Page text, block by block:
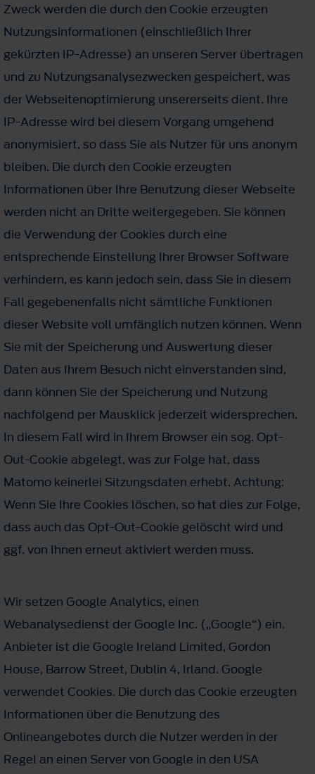
Zweck werden die durch den Cookie erzeugten
Nutzungsinformationen (einschließlich Ihrer
gekürzten IP-Adresse) an unseren Server übertragen
und zu Nutzungsanalysezwecken gespeichert, was
der Webseitenoptimierung unsererseits dient. Ihre
IP-Adresse wird bei diesem Vorgang umge­hend
anony­mi­siert, so dass Sie als Nutzer für uns anonym
bleiben. Die durch den Cookie erzeugten
Informationen über Ihre Benutzung dieser Webseite
werden nicht an Dritte weitergegeben. Sie können
die Verwendung der Cookies durch eine
entsprechende Einstellung Ihrer Browser Software
verhindern, es kann jedoch sein, dass Sie in diesem
Fall gegebenenfalls nicht sämtliche Funktionen
dieser Website voll umfänglich nutzen können. Wenn
Sie mit der Speicherung und Auswertung die­ser
Daten aus Ihrem Besuch nicht einverstanden sind,
dann können Sie der Speicherung und Nutzung
nachfolgend per Mausklick jederzeit widersprechen.
In diesem Fall wird in Ihrem Browser ein sog. Opt-
Out-Cookie abgelegt, was zur Folge hat, dass
Matomo keinerlei Sitzungsdaten erhebt. Achtung:
Wenn Sie Ihre Cookies löschen, so hat dies zur Folge,
dass auch das Opt-Out-Cookie gelöscht wird und
ggf. von Ihnen erneut aktiviert werden muss.
Wir setzen Google Analytics, einen
Webanalysedienst der Google Inc. („Google“) ein.
Anbieter ist die Google Ireland Limited, Gordon
House, Barrow Street, Dublin 4, Irland. Google
verwendet Cookies. Die durch das Cookie erzeugten
Informationen über die Benutzung des
Onlineangebotes durch die Nutzer werden in der
Regel an einen Server von Google in den USA